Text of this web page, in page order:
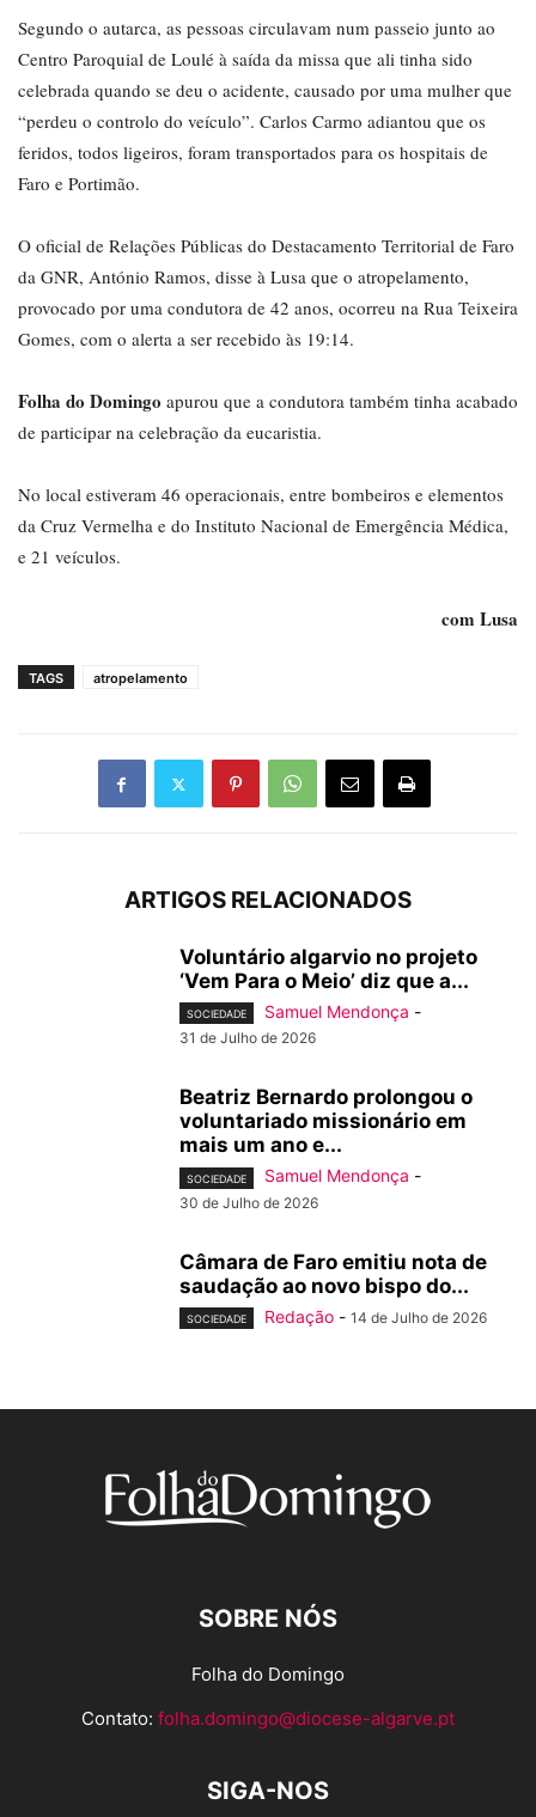
Segundo o autarca, as pessoas circulavam num passeio junto ao
Centro Paroquial de Loulé à saída da missa que ali tinha sido
celebrada quando se deu o acidente, causado por uma mulher que
“perdeu o controlo do veículo”. Carlos Carmo adiantou que os
feridos, todos ligeiros, foram transportados para os hospitais de
Faro e Portimão.
O oficial de Relações Públicas do Destacamento Territorial de Faro
da GNR, António Ramos, disse à Lusa que o atropelamento,
provocado por uma condutora de 42 anos, ocorreu na Rua Teixeira
Gomes, com o alerta a ser recebido às 19:14.
Folha do Domingo apurou que a condutora também tinha acabado
de participar na celebração da eucaristia.
No local estiveram 46 operacionais, entre bombeiros e elementos
da Cruz Vermelha e do Instituto Nacional de Emergência Médica,
e 21 veículos.
com Lusa
TAGS atropelamento
ARTIGOS RELACIONADOS
Voluntário algarvio no projeto
‘Vem Para o Meio’ diz que a...
SOCIEDADE Samuel Mendonça -
31 de Julho de 2026
Beatriz Bernardo prolongou o
voluntariado missionário em
mais um ano e...
SOCIEDADE Samuel Mendonça -
30 de Julho de 2026
Câmara de Faro emitiu nota de
saudação ao novo bispo do...
SOCIEDADE Redação - 14 de Julho de 2026
SOBRE NÓS
Folha do Domingo
Contato: folha.domingo@diocese-algarve.pt
SIGA-NOS